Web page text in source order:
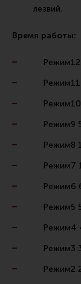
лезвий.
Время работы:
Режим12
Режим11
Режим10
Режим9
Режим8
Режим7
Режим6
Режим5
Режим4
Режим3
Режим2